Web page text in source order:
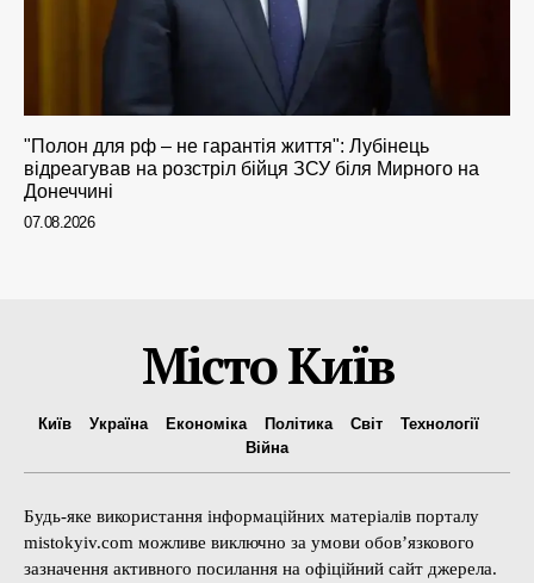
"Полон для рф – не гарантія життя": Лубінець
відреагував на розстріл бійця ЗСУ біля Мирного на
Донеччині
07.08.2026
Місто Київ
Київ Україна Економіка Політика Світ
Технології
Війна
Будь-яке використання інформаційних матеріалів порталу
mistokyiv.com можливе виключно за умови обов’язкового
зазначення активного посилання на офіційний сайт джерела.